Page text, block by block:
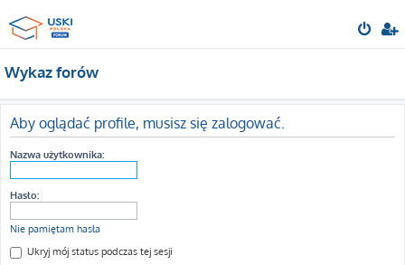
Wykaz forów
Aby oglądać profile, musisz się zalogować.
Nazwa użytkownika:
Hasło:
Nie pamiętam hasła
Ukryj mój status podczas tej sesji